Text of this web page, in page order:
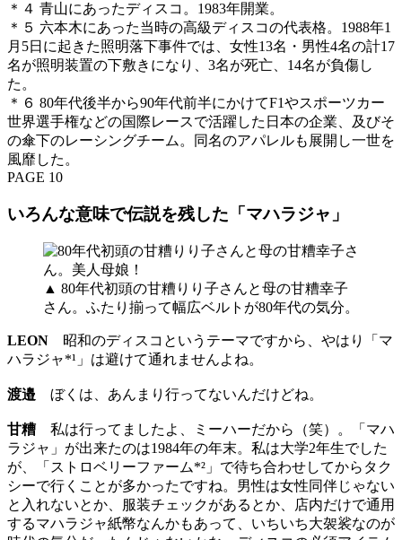
＊４ 青山にあったディスコ。1983年開業。
＊５ 六本木にあった当時の高級ディスコの代表格。1988年1
月5日に起きた照明落下事件では、女性13名・男性4名の計17
名が照明装置の下敷きになり、3名が死亡、14名が負傷し
た。
＊６ 80年代後半から90年代前半にかけてF1やスポーツカー
世界選手権などの国際レースで活躍した日本の企業、及びそ
の傘下のレーシングチーム。同名のアパレルも展開し一世を
風靡した。
PAGE 10
いろんな意味で伝説を残した「マハラジャ」
▲ 80年代初頭の甘糟りり子さんと母の甘糟幸子
さん。ふたり揃って幅広ベルトが80年代の気分。
LEON 昭和のディスコというテーマですから、やはり「マ
ハラジャ*¹」は避けて通れませんよね。
渡邉 ぼくは、あんまり行ってないんだけどね。
甘糟 私は行ってましたよ、ミーハーだから（笑）。「マハ
ラジャ」が出来たのは1984年の年末。私は大学2年生でした
が、「ストロベリーファーム*²」で待ち合わせしてからタク
シーで行くことが多かったですね。男性は女性同伴じゃない
と入れないとか、服装チェックがあるとか、店内だけで通用
するマハラジャ紙幣なんかもあって、いちいち大袈裟なのが